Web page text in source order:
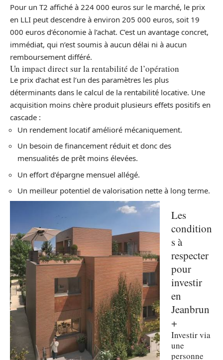
Pour un T2 affiché à 224 000 euros sur le marché, le prix
en LLI peut descendre à environ 205 000 euros, soit 19
000 euros d’économie à l’achat. C’est un avantage concret,
immédiat, qui n’est soumis à aucun délai ni à aucun
remboursement différé.
Un impact direct sur la rentabilité de l’opération
Le prix d’achat est l’un des paramètres les plus
déterminants dans le calcul de la rentabilité locative. Une
acquisition moins chère produit plusieurs effets positifs en
cascade :
Un rendement locatif amélioré mécaniquement.
Un besoin de financement réduit et donc des
mensualités de prêt moins élevées.
Un effort d’épargne mensuel allégé.
Un meilleur potentiel de valorisation nette à long terme.
Les
condition
s à
respecter
pour
investir
en
Jeanbrun
+
Investir via
une
personne